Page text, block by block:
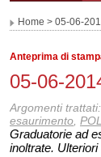
Home > 05-06-
Anteprima di
05-06-
Argomenti trattati:
esaurimento
Graduatorie ad
inoltrate.